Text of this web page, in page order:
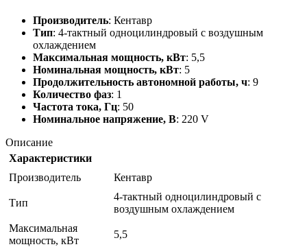
Производитель: Кентавр
Тип: 4-тактный одноцилиндровый с воздушным
охлаждением
Максимальная мощность, кВт: 5,5
Номинальная мощность, кВт: 5
Продолжительность автономной работы, ч: 9
Количество фаз: 1
Частота тока, Гц: 50
Номинальное напряжение, В: 220 V
Описание
Характеристики
Производитель
Кентавр
Тип
4-тактный одноцилиндровый с
воздушным охлаждением
Максимальная
мощность, кВт
5,5